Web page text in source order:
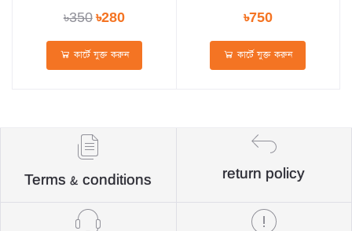
৳350৳280
কার্টে যুক্ত করুন
৳750
কার্টে যুক্ত করুন
Terms & conditions return policy